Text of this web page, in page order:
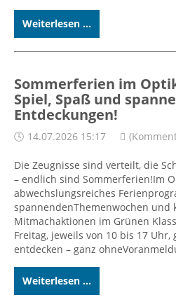
Weiterlesen ...
Sommerferien im
Spiel, Spaß und
Entdeckungen!
14.07.2026 15:17
Die Zeugnisse sind verteilt, die
– endlich sind Sommerferien!Im
abwechslungsreiches
spannendenThemenwochen und
Mitmachaktionen im Grünen
Freitag, jeweils von 10 bis 17
entdecken – ganz
Weiterlesen ...